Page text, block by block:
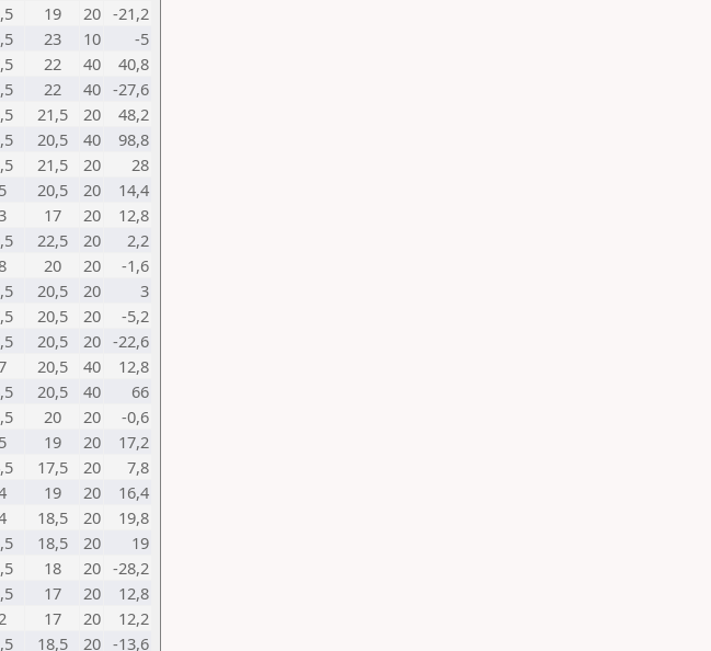
19 20 -21,2
23 10
-5
22 40
40,8
22 40 -27,6
21,5 20
48,2
20,5 40
98,8
21,5 20
28
20,5 20
14,4
17 20
12,8
22,5 20
2,2
20 20
-1,6
20,5 20
3
20,5 20
-5,2
20,5 20 -22,6
20,5 40
12,8
20,5 40
66
20 20
-0,6
19 20
17,2
17,5 20
7,8
19 20
16,4
18,5 20
19,8
18,5 20
19
18 20 -28,2
17 20
12,8
17 20
12,2
18,5 20 -13,6